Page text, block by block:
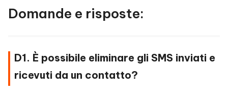
Domande e risposte:
D1. È possibile eliminare gli SMS inviati e
ricevuti da un contatto?